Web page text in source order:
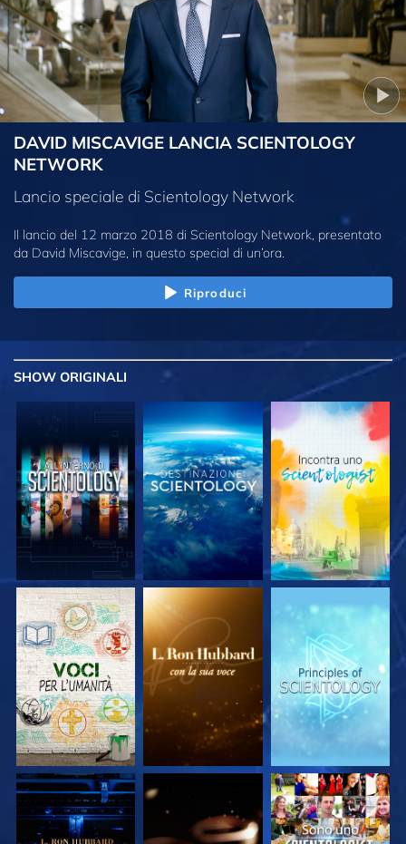
DAVID MISCAVIGE LANCIA SCIENTOLOGY
NETWORK
Lancio speciale di Scientology Network
Il lancio del 12 marzo 2018 di Scientology Network, presentato
da David Miscavige, in questo special di un’ora.
Riproduci
SHOW ORIGINALI
ESPLORA LE
SERIE
ESPLORA LE
SERIE
ESPLORA LE
SERIE
ESPLORA LE
ESPLORA LE
GUARDA